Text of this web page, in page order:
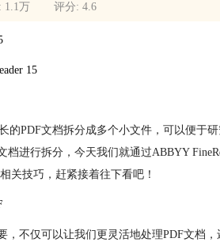
1.1万
评分: 4.6
15
的PDF文档拆分成多个小文件，可以便于
档进行拆分，今天我们就通过ABBYY
关技巧，赶紧接着往下看吧！
，不仅可以让我们更灵活地处理PDF文档